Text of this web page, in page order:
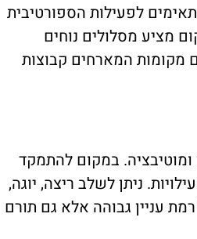
לפעילות הספורטיבית
מציע מסלולים נוחים
מקומות המארחים קבוצות
ומוטיבציה. במקום להתמקד
ניתן לשלב ריצה, יוגה,
עניין גבוהה אלא גם תורם